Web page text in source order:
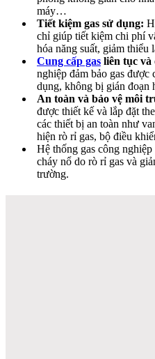
máy…
Tiết kiệm gas sử dụng:
chỉ giúp tiết kiệm chi phí
hóa năng suất, giảm
Cung cấp gas liên tục và
nghiệp đảm bảo gas được
dụng, không bị gián đoạn
An toàn và bảo vệ môi
được thiết kế và lắp đặt
các thiết bị an toàn như
hiện rò rỉ gas, bộ điều
Hệ thống gas công
cháy nổ do rò rỉ gas và
trường.